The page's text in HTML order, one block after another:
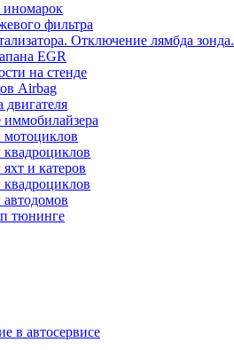
фильтра
Отключение лямбда зонда.
EGR
на стенде
Airbag
двигателя
и катеров
тюнинге
в автосервисе